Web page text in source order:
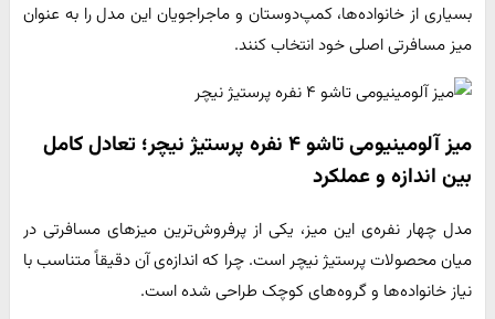
بسیاری از خانواده‌ها، کمپ‌دوستان و ماجراجویان این مدل را به عنوان
میز مسافرتی اصلی خود انتخاب کنند.
میز آلومینیومی تاشو ۴ نفره پرستیژ نیچر؛ تعادل کامل
بین اندازه و عملکرد
مدل چهار نفره‌ی این میز، یکی از پرفروش‌ترین میزهای مسافرتی در
میان محصولات پرستیژ نیچر است. چرا که اندازه‌ی آن دقیقاً متناسب با
نیاز خانواده‌ها و گروه‌های کوچک طراحی شده است.